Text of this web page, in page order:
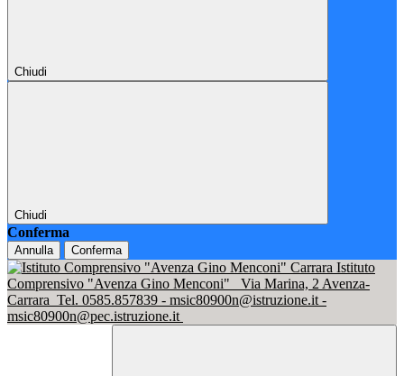
Chiudi
Chiudi
Conferma
Annulla Conferma
Istituto
Comprensivo "Avenza Gino Menconi"
Via Marina, 2 Avenza-
Carrara Tel. 0585.857839 - msic80900n@istruzione.it -
msic80900n@pec.istruzione.it